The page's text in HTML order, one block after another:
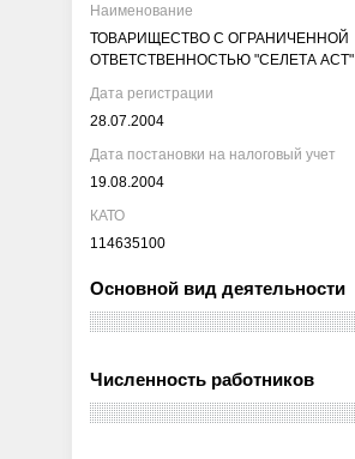
Наименование
ТОВАРИЩЕСТВО С ОГРАНИЧЕННОЙ
ОТВЕТСТВЕННОСТЬЮ "СЕЛЕТА АСТ"
Дата регистрации
28.07.2004
Дата постановки на налоговый учет
19.08.2004
КАТО
114635100
Основной вид деятельности
Численность работников